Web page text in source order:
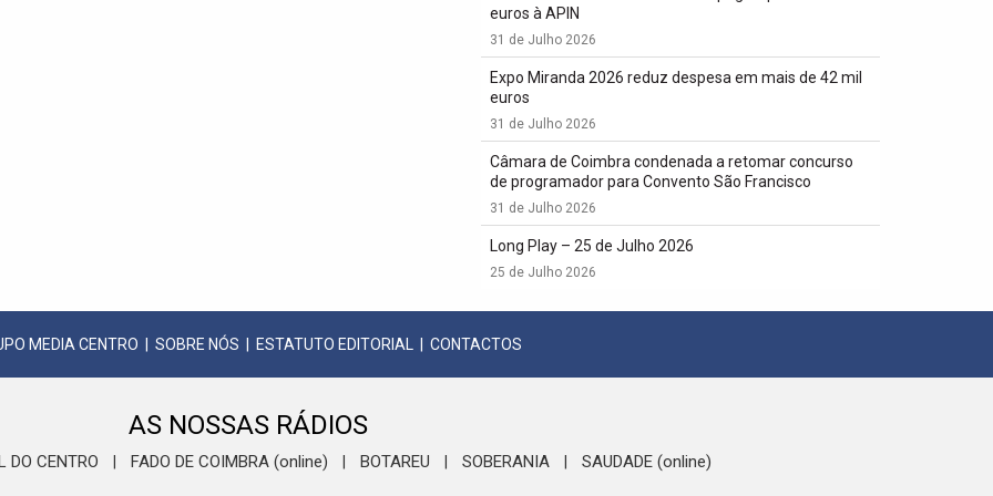
euros à APIN
31 de Julho 2026
Expo Miranda 2026 reduz despesa em mais de 42 mil
euros
31 de Julho 2026
Câmara de Coimbra condenada a retomar concurso
de programador para Convento São Francisco
31 de Julho 2026
Long Play – 25 de Julho 2026
25 de Julho 2026
MEDIA CENTRO SOBRE NÓS ESTATUTO EDITORIAL CONTACTOS
AS NOSSAS RÁDIOS
DO CENTRO FADO DE COIMBRA (online) BOTAREU SOBERANIA SAUDADE (online)